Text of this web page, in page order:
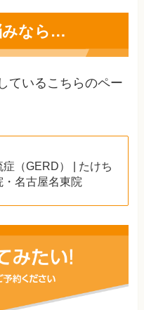
みなら…
ているこちらのペー
症（GERD） | たけち
・名古屋名東院